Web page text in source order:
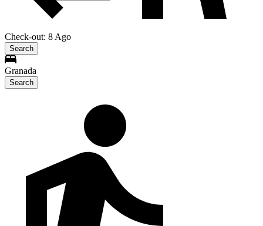
Check-out: 8 Ago
Search
Granada
Search